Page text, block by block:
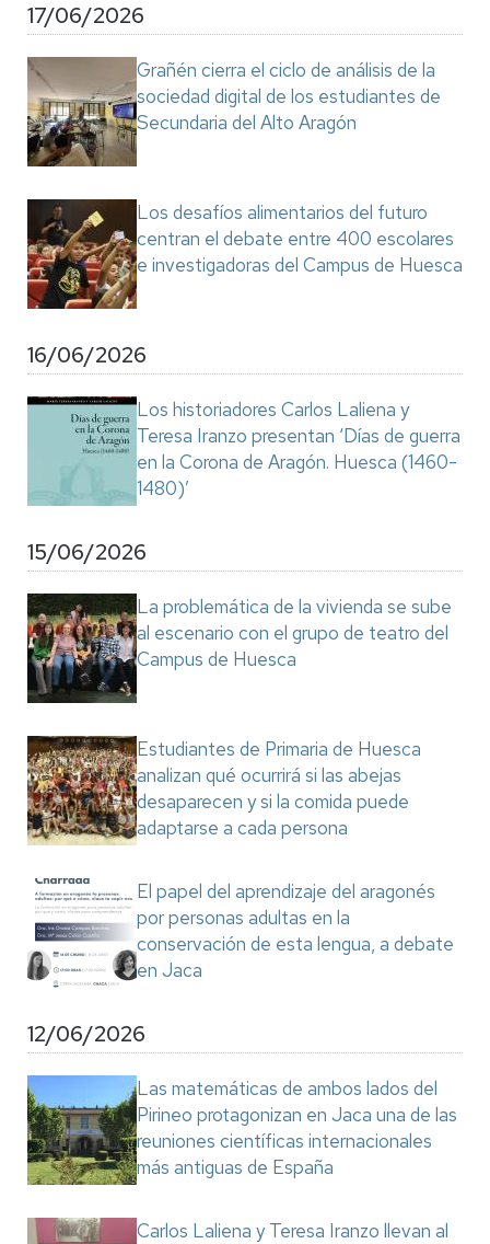
17/06/2026
Grañén cierra el ciclo de análisis de la
sociedad digital de los estudiantes de
Secundaria del Alto Aragón
Los desafíos alimentarios del futuro
centran el debate entre 400 escolares
e investigadoras del Campus de Huesca
16/06/2026
Los historiadores Carlos Laliena y
Teresa Iranzo presentan ‘Días de guerra
en la Corona de Aragón. Huesca (1460-
1480)’
15/06/2026
La problemática de la vivienda se sube
al escenario con el grupo de teatro del
Campus de Huesca
Estudiantes de Primaria de Huesca
analizan qué ocurrirá si las abejas
desaparecen y si la comida puede
adaptarse a cada persona
El papel del aprendizaje del aragonés
por personas adultas en la
conservación de esta lengua, a debate
en Jaca
12/06/2026
Las matemáticas de ambos lados del
Pirineo protagonizan en Jaca una de las
reuniones científicas internacionales
más antiguas de España
Carlos Laliena y Teresa Iranzo llevan al